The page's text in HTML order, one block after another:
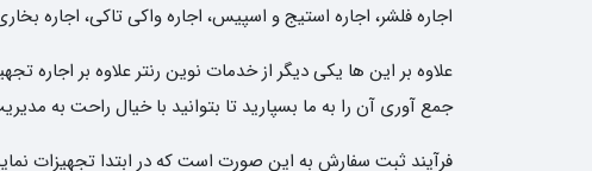
اجاره فلشر، اجاره استیج و اسپیس، اجاره واکی تاکی، اجاره
علاوه بر این ها یکی دیگر از خدمات نوین رنتر علاوه بر
جمع آوری آن را به ما بسپارید تا بتوانید با خیال راحت به
فرآیند ثبت سفارش به این صورت است که در ابتدا تجهیزات